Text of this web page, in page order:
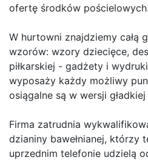
ofertę środków pościelowych.
W hurtowni znajdziemy całą
wzorów: wzory dziecięce,
piłkarskiej - gadżety i
wyposaży każdy możliwy
osiągalne są w wersji
Firma zatrudnia
dzianiny bawełnianej, którzy
uprzednim telefonie udzielą